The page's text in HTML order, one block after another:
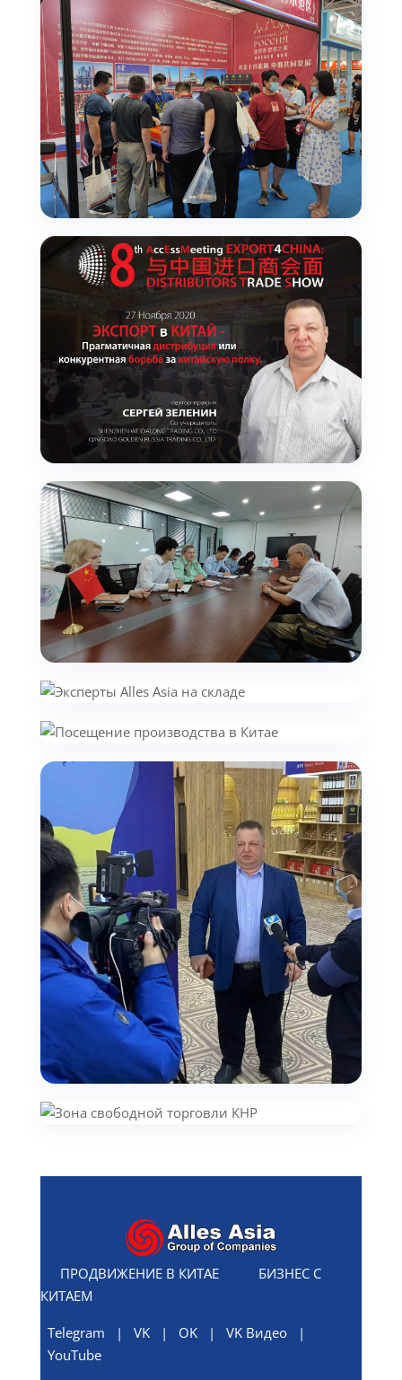
ПРОДВИЖЕНИЕ В КИТАЕ
БИЗНЕС С
КИТАЕМ
Telegram | VK | OK | VK Видео
|
YouTube